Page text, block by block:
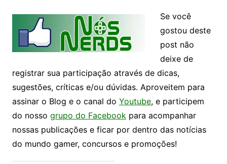
Se você
gostou deste
post não
deixe de
registrar sua participação através de dicas,
sugestões, críticas e/ou dúvidas. Aproveitem para
assinar o Blog e o canal do Youtube, e participem
do nosso grupo do Facebook para acompanhar
nossas publicações e ficar por dentro das notícias
do mundo gamer, concursos e promoções!